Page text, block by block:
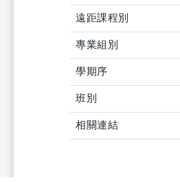
遠距課程別
專業組別
學期序
班別
相關連結